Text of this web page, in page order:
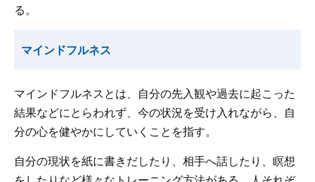
る。
マインドフルネス
マインドフルネスとは、自分の先入観や過去に起こった
結果などにとらわれず、今の状況を受け入れながら、自
分の心を健やかにしていくことを指す。
自分の現状を紙に書きだしたり、相手へ話したり、瞑想